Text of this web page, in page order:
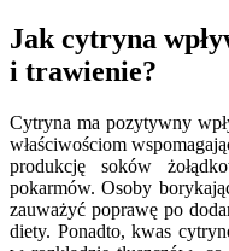
Jak cytryna
i trawienie?
Cytryna ma pozytywny
właściwościom
produkcję soków
pokarmów. Osoby
zauważyć poprawę po
diety. Ponadto, kwas